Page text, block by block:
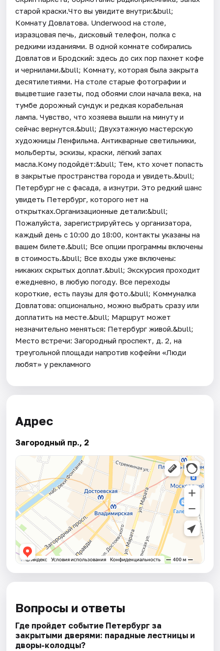
старой краски.Что вы увидите внутри:&bull;
Комнату Довлатова. Underwood на столе,
изразцовая печь, дисковый телефон, полка с
редкими изданиями. В одной комнате собирались
Довлатов и Бродский: здесь до сих пор пахнет кофе
и чернилами.&bull; Комнату, которая была закрыта
десятилетиями. На столе старые фотографии и
выцветшие газеты, под обоями слои начала века, на
тумбе дорожный сундук и редкая корабельная
лампа. Чувство, что хозяева вышли на минуту и
сейчас вернутся.&bull; Двухэтажную мастерскую
художницы Ленфильма. Антикварные светильники,
мольберты, эскизы, краски, лёгкий запах
масла.Кому подойдёт:&bull; Тем, кто хочет попасть
в закрытые пространства города и увидеть.&bull;
Петербург не с фасада, а изнутри. Это редкий шанс
увидеть Петербург, которого нет на
открытках.Организационные детали:&bull;
Пожалуйста, зарегистрируйтесь у организатора,
каждый день c 10:00 до 18:00, контакты указаны на
вашем билете.&bull; Все опции программы включены
в стоимость.&bull; Все входы уже включены:
никаких скрытых доплат.&bull; Экскурсия проходит
ежедневно, в любую погоду. Все переходы
короткие, есть паузы для фото.&bull; Коммуналка
Довлатова: опционально, можно выбрать сразу или
доплатить на месте.&bull; Маршрут может
незначительно меняться: Петербург живой.&bull;
Место встречи: Загородный проспект, д. 2, на
треугольной площади напротив кофейни «Люди
любят» у рекламного
Адрес
Загородный пр., 2
Вопросы и ответы
Где пройдет событие Петербург за
закрытыми дверями: парадные лестницы и
дворы-колодцы?